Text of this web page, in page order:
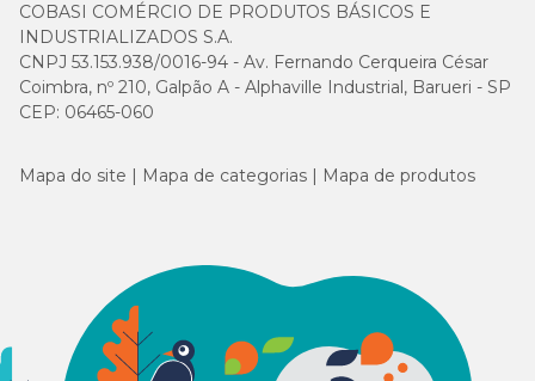
COBASI COMÉRCIO DE PRODUTOS BÁSICOS E
INDUSTRIALIZADOS S.A.
CNPJ 53.153.938/0016-94 - Av. Fernando Cerqueira César
Coimbra, nº 210, Galpão A - Alphaville Industrial, Barueri - SP
CEP: 06465-060
Mapa do site Mapa de categorias Mapa de produtos